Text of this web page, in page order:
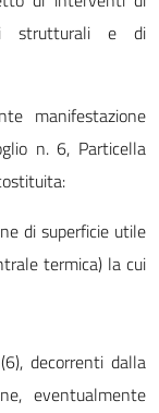
strutturali e di
manifestazione
n. 6, Particella
di superficie utile
termica) la cui
decorrenti dalla
eventualmente